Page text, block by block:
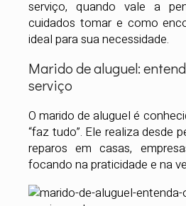
serviço, quando vale a
cuidados tomar e como
ideal para sua necessidade.
Marido de aluguel:
serviço
O marido de aluguel é
“faz tudo”. Ele realiza desde
reparos em casas,
focando na praticidade e na